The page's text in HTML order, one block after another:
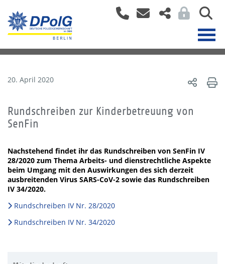
20. April 2020
Rundschreiben zur Kinderbetreuung von
SenFin
Nachstehend findet ihr das Rundschreiben von SenFin IV
28/2020 zum Thema Arbeits- und dienstrechtliche Aspekte
beim Umgang mit den Auswirkungen des sich derzeit
ausbreitenden Virus SARS-CoV-2 sowie das Rundschreiben
IV 34/2020.
Rundschreiben IV Nr. 28/2020
Rundschreiben IV Nr. 34/2020